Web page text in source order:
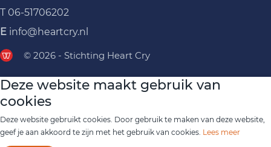
T 06-51706202
E info@heartcry.nl
© 2026 - Stichting Heart Cry
Deze website maakt gebruik van
cookies
Deze website gebruikt cookies. Door gebruik te maken van deze website,
geef je aan akkoord te zijn met het gebruik van cookies. Lees meer